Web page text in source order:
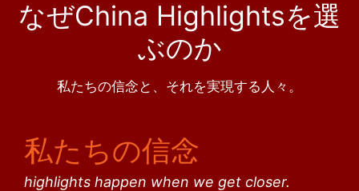
なぜChina Highlightsを選
ぶのか
私たちの信念と、それを実現する人々。
私たちの信念
highlights happen when we get closer.